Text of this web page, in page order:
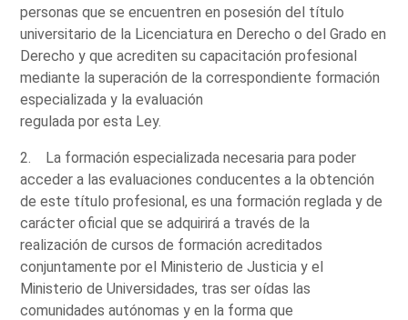
personas que se encuentren en posesión del título
universitario de la Licenciatura en Derecho o del Grado en
Derecho y que acrediten su capacitación profesional
mediante la superación de la correspondiente formación
especializada y la evaluación
regulada por esta Ley.
2. La formación especializada necesaria para poder
acceder a las evaluaciones conducentes a la obtención
de este título profesional, es una formación reglada y de
carácter oficial que se adquirirá a través de la
realización de cursos de formación acreditados
conjuntamente por el Ministerio de Justicia y el
Ministerio de Universidades, tras ser oídas las
comunidades autónomas y en la forma que